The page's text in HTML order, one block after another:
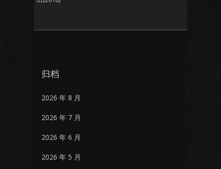
归档
2026 年 8 月
2026 年 7 月
2026 年 6 月
2026 年 5 月